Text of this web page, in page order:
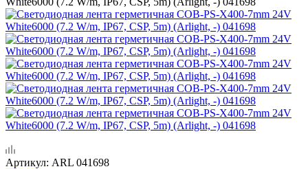
Артикул: ARL 041698